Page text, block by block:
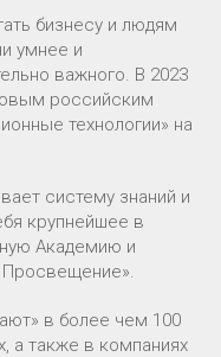
бизнесу и людям
умнее и
важного. В 2023
российским
технологии» на
систему знаний и
крупнейшее в
Академию и
Просвещение».
в более чем 100
а также в компаниях